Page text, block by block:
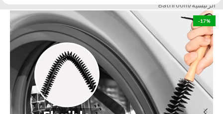
الرئيسية/
Bathroom
-17%